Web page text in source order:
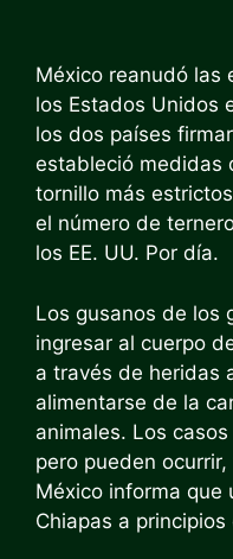
México reanudó las
los Estados Unidos
los dos países
estableció medidas
tornillo más
el número de
los EE. UU. Por día.
Los gusanos de los
ingresar al cuerpo
a través de heridas
alimentarse de la
animales. Los
pero pueden
México informa que
Chiapas a